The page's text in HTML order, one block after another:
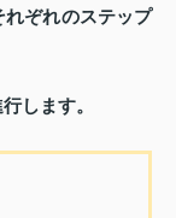
ぞれのステップ
します。